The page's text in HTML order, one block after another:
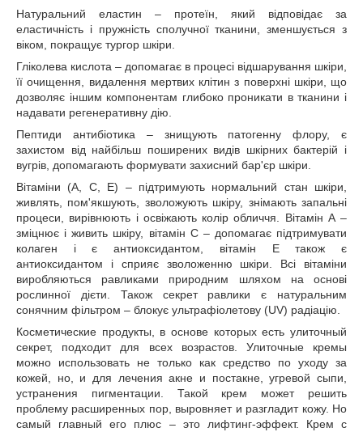
Натуральний еластин – протеїн, який відповідає за
еластичність і пружність сполучної тканини, зменшується з
віком, покращує тургор шкіри.
Гліколева кислота – допомагає в процесі відшарування шкіри,
її очищення, видалення мертвих клітин з поверхні шкіри, що
дозволяє іншим компонентам глибоко проникати в тканини і
надавати регенеративну дію.
Пептиди антибіотика – знищують патогенну флору, є
захистом від найбільш поширених видів шкірних бактерій і
вугрів, допомагають формувати захисний бар'єр шкіри.
Вітаміни (A, C, E) – підтримують нормальний стан шкіри,
живлять, пом'якшують, зволожують шкіру, знімають запальні
процеси, вирівнюють і освіжають колір обличчя. Вітамін А –
зміцнює і живить шкіру, вітамін С – допомагає підтримувати
колаген і є антиоксидантом, вітамін Е також є
антиоксидантом і сприяє зволоженню шкіри. Всі вітаміни
виробляються равликами природним шляхом на основі
рослинної дієти. Також секрет равлики є натуральним
сонячним фільтром – блокує ультрафіолетову (UV) радіацію.
Косметические продукты, в основе которых есть улиточный
секрет, подходит для всех возрастов. Улиточные кремы
можно использовать не только как средство по уходу за
кожей, но, и для лечения акне и постакне, угревой сыпи,
устранения пигментации. Такой крем может решить
проблему расширенных пор, выровняет и разгладит кожу. Но
самый главный его плюс – это лифтинг-эффект. Крем с